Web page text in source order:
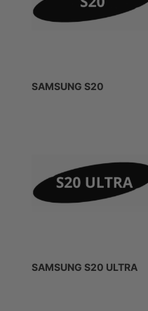
SAMSUNG S20
SAMSUNG S20 ULTRA